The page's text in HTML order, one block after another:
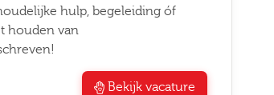
hulp, begeleiding óf
houden van
Bekijk vacature